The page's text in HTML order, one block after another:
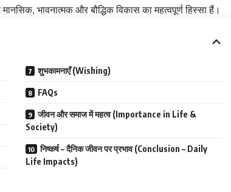
भावनात्मक और बौद्धिक विकास का महत्वपूर्ण हिस्सा हैं।
शुभकामनाएँ (Wishing)
FAQs
जीवन और समाज में महत्व (Importance in Life &
Society)
निष्कर्ष – दैनिक जीवन पर प्रभाव (Conclusion – Daily
Life Impacts)